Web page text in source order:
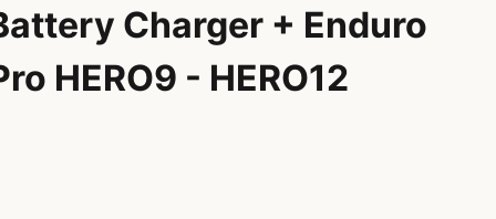
Charger + Enduro
HERO9 - HERO12